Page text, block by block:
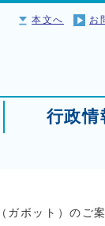
本文へ お
行政情
ガボット）のご